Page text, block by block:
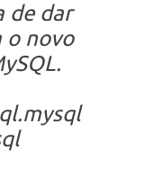
de dar
o novo